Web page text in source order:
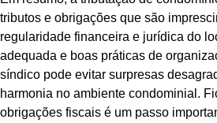
tributos e obrigações que são
regularidade financeira e jurídica do
adequada e boas práticas de
síndico pode evitar surpresas
harmonia no ambiente condominial.
obrigações fiscais é um passo